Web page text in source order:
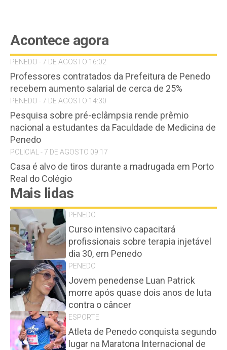
Acontece agora
PENEDO - 7 DE AGOSTO 16:02
Professores contratados da Prefeitura de Penedo
recebem aumento salarial de cerca de 25%
PENEDO - 7 DE AGOSTO 14:30
Pesquisa sobre pré-eclâmpsia rende prêmio
nacional a estudantes da Faculdade de Medicina de
Penedo
POLICIAL - 7 DE AGOSTO 09:17
Casa é alvo de tiros durante a madrugada em Porto
Real do Colégio
Mais lidas
PENEDO
Curso intensivo capacitará
profissionais sobre terapia injetável
dia 30, em Penedo
PENEDO
Jovem penedense Luan Patrick
morre após quase dois anos de luta
contra o câncer
ESPORTE
Atleta de Penedo conquista segundo
lugar na Maratona Internacional de